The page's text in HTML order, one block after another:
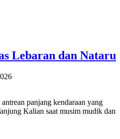
Lebaran dan Nataru
panjang kendaraan yang
Kalian saat musim mudik dan